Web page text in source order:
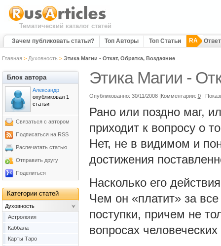
Тематический каталог статей
Зачем публиковать статьи? Топ Авторы Топ Статьи RA
Главная > Духовность > Этика Магии - Откат, Обратка, Воздаяние
Этика Магии -
Опубликованно: 30/11/2008 |Комментарии: 0 |
Рано или поздно маг,
приходит к вопросу о
Нет, не в видимом и
достижения
Насколько его
Чем он «платит» за
поступки, причем не
вопросах человеческих
Блок автора
Александр
опубликовал 1
статьи
Связаться с автором
Подписаться на RSS
Распечатать статью
Отправить другу
Поделиться
Категории статей
Духовность
Астрология
Каббала
Карты Таро